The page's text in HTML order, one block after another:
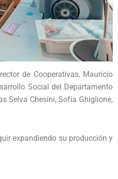
de Cooperativas, Mauricio
Social del Departamento
Selva Chesini, Sofía Ghiglione,
expandiendo su producción y